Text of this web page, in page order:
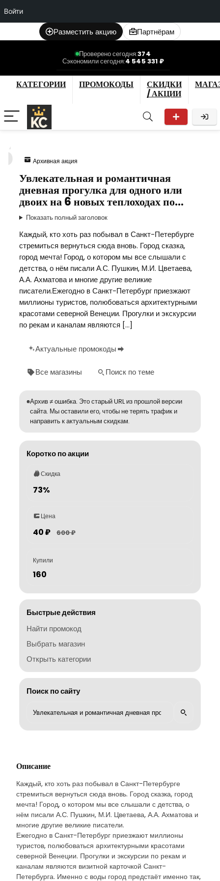
Войти
Разместить акцию Партнёрам
Проверено сегодня:374
Сэкономили сегодня:4 545 331 ₽
КАТЕГОРИИ ПРОМОКОДЫ
СКИДКИ
/ АКЦИИ
Архивная акция
Увлекательная и романтичная
дневная прогулка для одного или
двоих на 6 новых теплоходах по…
Показать полный заголовок
Каждый, кто хоть раз побывал в Санкт-Петербурге
стремиться вернуться сюда вновь. Город сказка,
город мечта! Город, о котором мы все слышали с
детства, о нём писали А.С. Пушкин, М.И. Цветаева,
А.А. Ахматова и многие другие великие
писатели.Ежегодно в Санкт-Петербург приезжают
миллионы туристов, полюбоваться архитектурными
красотами северной Венеции. Прогулки и экскурсии
по рекам и каналам являются […]
Актуальные промокоды
Все магазины Поиск по теме
Архив ≠ ошибка. Это старый URL из прошлой версии
сайта. Мы оставили его, чтобы не терять трафик и
направить к актуальным скидкам.
Коротко по акции
Скидка
73%
Цена
40 ₽ 600 ₽
Купили
160
Быстрые действия
Найти промокод
Выбрать магазин
Открыть категории
Поиск по сайту
Описание
Каждый, кто хоть раз побывал в Санкт-Петербурге
стремиться вернуться сюда вновь. Город сказка, город
мечта! Город, о котором мы все слышали с детства, о
нём писали А.С. Пушкин, М.И. Цветаева, А.А. Ахматова и
многие другие великие писатели.
Ежегодно в Санкт-Петербург приезжают миллионы
туристов, полюбоваться архитектурными красотами
северной Венеции. Прогулки и экскурсии по рекам и
каналам являются визитной карточкой Санкт-
Петербурга. Именно с воды город предстаёт именно так,